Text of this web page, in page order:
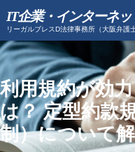
IT企業・インターネ
リーガルブレスD法律事務所（大阪弁護
利用規約が効
は？ 定型約款
制）について